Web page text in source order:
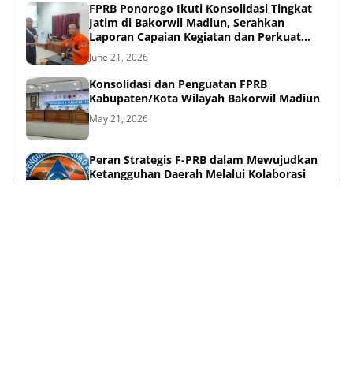
FPRB Ponorogo Ikuti Konsolidasi Tingkat
Jatim di Bakorwil Madiun, Serahkan
Laporan Capaian Kegiatan dan Perkuat
Sinergi Pentahelix
June 21, 2026
Konsolidasi dan Penguatan FPRB
Kabupaten/Kota Wilayah Bakorwil Madiun
May 21, 2026
Peran Strategis F-PRB dalam Mewujudkan
Ketangguhan Daerah Melalui Kolaborasi